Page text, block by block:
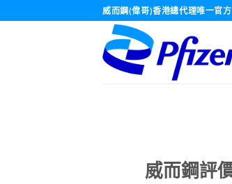
to
威而鋼(偉哥)香港總代理唯一官
威而鋼評